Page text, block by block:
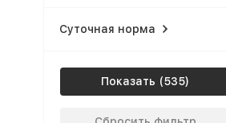
суставов
Здоровье щитовидной
железы
Суточная норма
Показать